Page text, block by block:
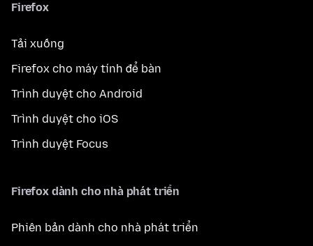
Firefox
Tải xuống
Firefox cho máy tính để bàn
Trình duyệt cho Android
Trình duyệt cho iOS
Trình duyệt Focus
Firefox dành cho nhà phát triển
Phiên bản dành cho nhà phát triển